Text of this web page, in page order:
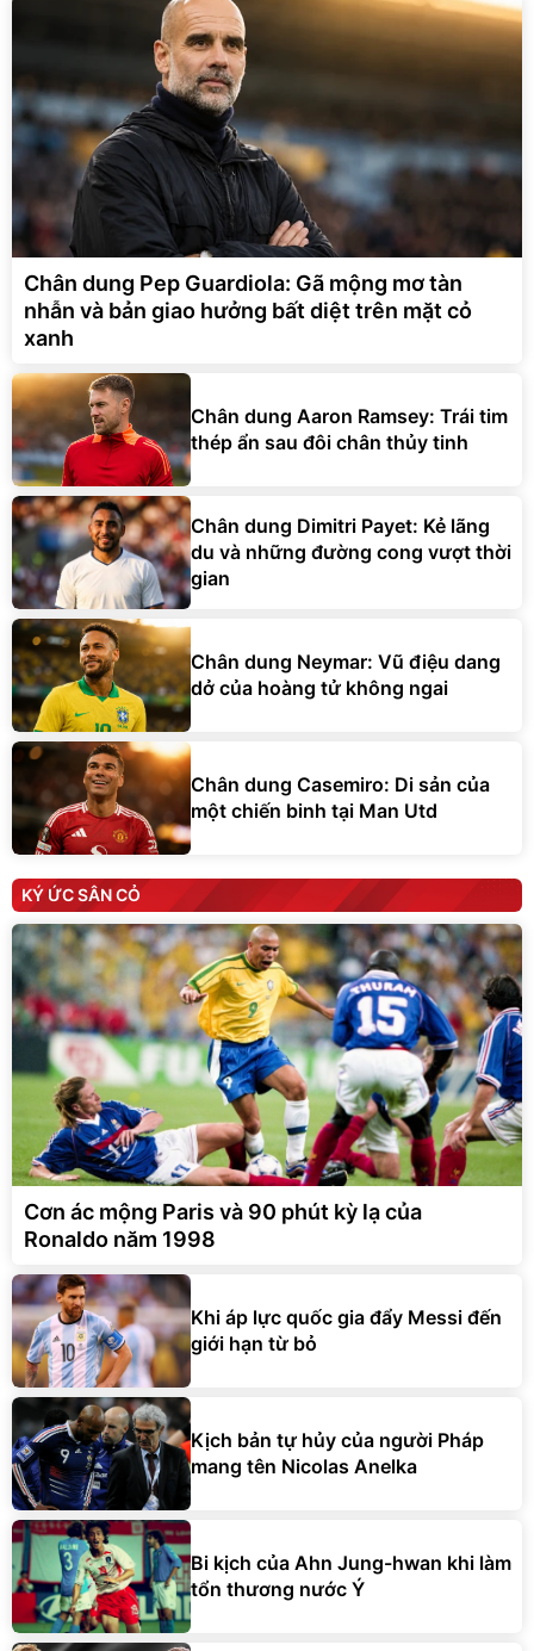
Chân dung Pep Guardiola: Gã mộng mơ tàn
nhẫn và bản giao hưởng bất diệt trên mặt cỏ
xanh
Chân dung Aaron Ramsey: Trái tim
thép ẩn sau đôi chân thủy tinh
Chân dung Dimitri Payet: Kẻ lãng
du và những đường cong vượt thời
gian
Chân dung Neymar: Vũ điệu dang
dở của hoàng tử không ngai
Chân dung Casemiro: Di sản của
một chiến binh tại Man Utd
KÝ ỨC SÂN CỎ
Cơn ác mộng Paris và 90 phút kỳ lạ của
Ronaldo năm 1998
Khi áp lực quốc gia đẩy Messi đến
giới hạn từ bỏ
Kịch bản tự hủy của người Pháp
mang tên Nicolas Anelka
Bi kịch của Ahn Jung-hwan khi làm
tổn thương nước Ý